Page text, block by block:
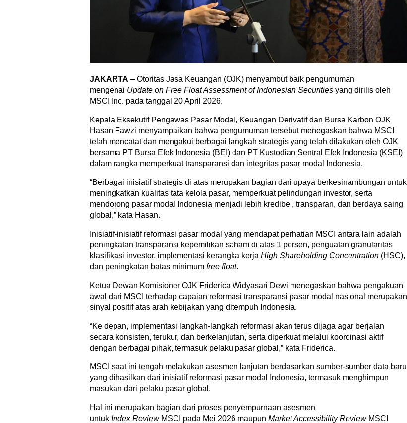
JAKARTA – Otoritas Jasa Keuangan (OJK) menyambut baik pengumuman
mengenai Update on Free Float Assessment of Indonesian Securities yang dirilis oleh
MSCI Inc. pada tanggal 20 April 2026.
Kepala Eksekutif Pengawas Pasar Modal, Keuangan Derivatif dan Bursa Karbon OJK
Hasan Fawzi menyampaikan bahwa pengumuman tersebut menegaskan bahwa MSCI
telah mencatat dan mengakui berbagai langkah strategis yang telah dilakukan oleh OJK
bersama PT Bursa Efek Indonesia (BEI) dan PT Kustodian Sentral Efek Indonesia (KSEI)
dalam rangka memperkuat transparansi dan integritas pasar modal Indonesia.
“Berbagai inisiatif strategis di atas merupakan bagian dari upaya berkesinambungan untuk
meningkatkan kualitas tata kelola pasar, memperkuat pelindungan investor, serta
mendorong pasar modal Indonesia menjadi lebih kredibel, transparan, dan berdaya saing
global,” kata Hasan.
Inisiatif-inisiatif reformasi pasar modal yang mendapat perhatian MSCI antara lain adalah
peningkatan transparansi kepemilikan saham di atas 1 persen, penguatan granularitas
klasifikasi investor, implementasi kerangka kerja High Shareholding Concentration (HSC),
dan peningkatan batas minimum free float.
Ketua Dewan Komisioner OJK Friderica Widyasari Dewi menegaskan bahwa pengakuan
awal dari MSCI terhadap capaian reformasi transparansi pasar modal nasional merupakan
sinyal positif atas arah kebijakan yang ditempuh Indonesia.
“Ke depan, implementasi langkah-langkah reformasi akan terus dijaga agar berjalan
secara konsisten, terukur, dan berkelanjutan, serta diperkuat melalui koordinasi aktif
dengan berbagai pihak, termasuk pelaku pasar global,” kata Friderica.
MSCI saat ini tengah melakukan asesmen lanjutan berdasarkan sumber-sumber data baru
yang dihasilkan dari inisiatif reformasi pasar modal Indonesia, termasuk menghimpun
masukan dari pelaku pasar global.
Hal ini merupakan bagian dari proses penyempurnaan asesmen
untuk Index ReviewMSCI pada Mei 2026 maupun Market Accessibility ReviewMSCI